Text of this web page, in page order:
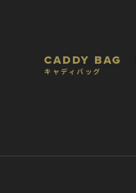
CADDY BAG
キャディバッグ